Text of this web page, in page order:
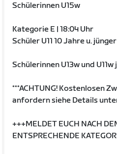
Schülerinnen U15w
Kategorie E | 18:04 Uhr
Schüler U11 10 Jahre u. jünger
Schülerinnen U13w und
***ACHTUNG! Kostenlosen
anfordern siehe Details unter
+++MELDET EUCH NACH
ENTSPRECHENDE